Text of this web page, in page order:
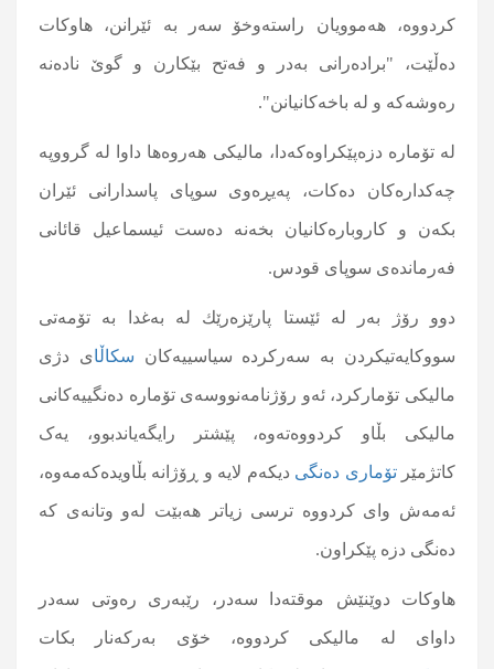
كردووه‌، ھەموویان راستەوخۆ سەر بە ئێرانن، ھاوكات
دەڵێت، "برادەرانى بەدر و فەتح بێکارن و گوێ نادەنە
رەوشەکە و لە باخەکانیانن".
لە تۆمارە دزەپێکراوەکەدا، مالیکی هەروەها داوا لە گرووپە
چەکدارەکان دەكات، پەیڕەوی سوپای پاسدارانی ئێران
بكەن و کاروبارەکانیان بخەنە دەست ئیسماعیل قائانی
فەرماندەی سوپای قودس.
دوو رۆژ به‌ر له‌ ئێستا پارێزه‌رێك له‌ به‌غدا به‌ تۆمه‌تی
سووكایه‌تیكردن به‌ سه‌ركرده‌ سیاسییه‌كان سكاڵای دژی
مالیكی تۆماركرد، ئەو رۆژنامەنووسەی تۆمارە دەنگییەکانی
مالیکی بڵاو كردووه‌ته‌وه‌، پێشتر رایگه‌یاندبوو‌، یەک
کاتژمێرتۆماری دەنگی دیكه‌م لایە و ڕۆژانە بڵاویدەکەمەوە،
ئەمەش وای کردووە ترسی زیاتر هەبێت لەو وتانەی کە
دەنگی دزە پێکراون.
هاوكات دوێنێش موقته‌دا سه‌در، رێبه‌ری ره‌وتی سه‌در
داوای له‌ مالیكی كردووه‌، خۆی به‌ركه‌نار بكات